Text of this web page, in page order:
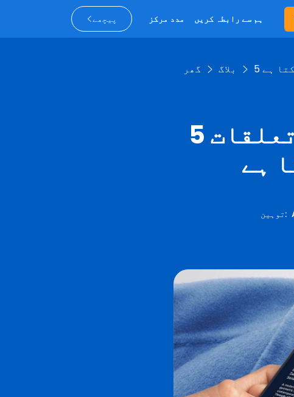
پیچھے مدد مرکز ہم سے رابطہ کریں
گھر بلاگ ہے
5 طریقے جن کا استعمال عوامی تعلقات
ہے
توہین: